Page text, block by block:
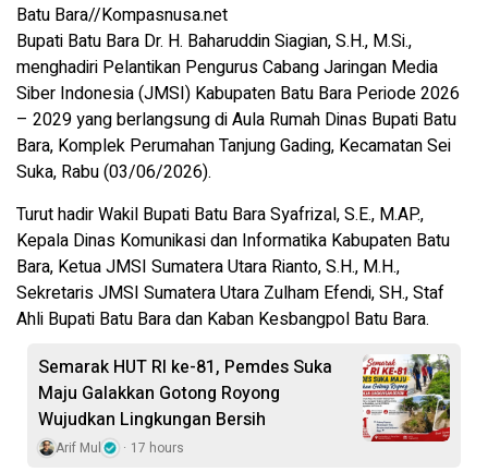
Batu Bara//Kompasnusa.net
Bupati Batu Bara Dr. H. Baharuddin Siagian, S.H., M.Si.,
menghadiri Pelantikan Pengurus Cabang Jaringan Media
Siber Indonesia (JMSI) Kabupaten Batu Bara Periode 2026
– 2029 yang berlangsung di Aula Rumah Dinas Bupati Batu
Bara, Komplek Perumahan Tanjung Gading, Kecamatan Sei
Suka, Rabu (03/06/2026).
Turut hadir Wakil Bupati Batu Bara Syafrizal, S.E., M.AP.,
Kepala Dinas Komunikasi dan Informatika Kabupaten Batu
Bara, Ketua JMSI Sumatera Utara Rianto, S.H., M.H.,
Sekretaris JMSI Sumatera Utara Zulham Efendi, SH., Staf
Ahli Bupati Batu Bara dan Kaban Kesbangpol Batu Bara.
Semarak HUT RI ke-81, Pemdes Suka
Maju Galakkan Gotong Royong
Wujudkan Lingkungan Bersih
Arif Mul 17 hours